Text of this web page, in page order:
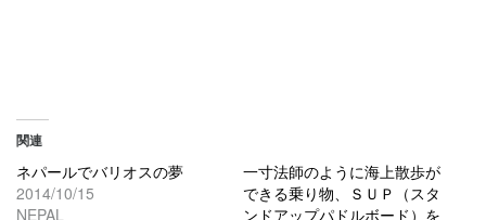
関連
ネパールでバリオスの夢
2014/10/15
NEPAL
一寸法師のように海上散歩が
できる乗り物、ＳＵＰ（スタ
ンドアップパドルボード）を